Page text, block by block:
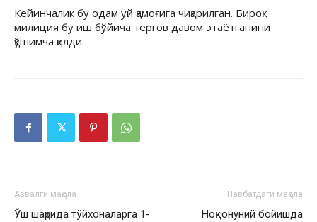
Кейинчалик бу одам уй қамоғига чиқарилган. Бироқ
милиция бу иш бўйича тергов давом этаётганини
қўшимча қилди.
Аввалги мақола
Ўш шаҳрида тўйхоналарга 1-
Навбатдаги мақола
Ноқонуний бойишда